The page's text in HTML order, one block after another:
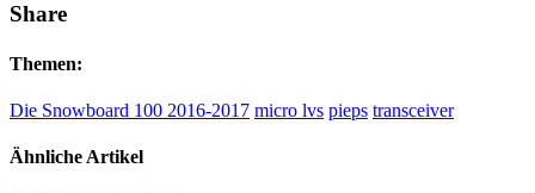
Share
Themen:
Die Snowboard 100 2016-2017 micro lvs pieps transceiver
Ähnliche Artikel